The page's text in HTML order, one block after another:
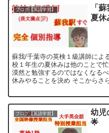
ブログ【英語学習】
「
夏休
蘇我/千葉寺の英検１級講師によ
校１年生の夏休みは他のことで
漠然と勉強するのではなくなる
休みやることを決め そこからさ
ブログ【英語学習】
幼児
🌟